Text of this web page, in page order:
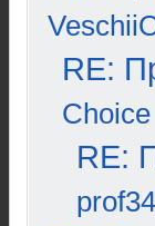
RE:
Choice
RE: